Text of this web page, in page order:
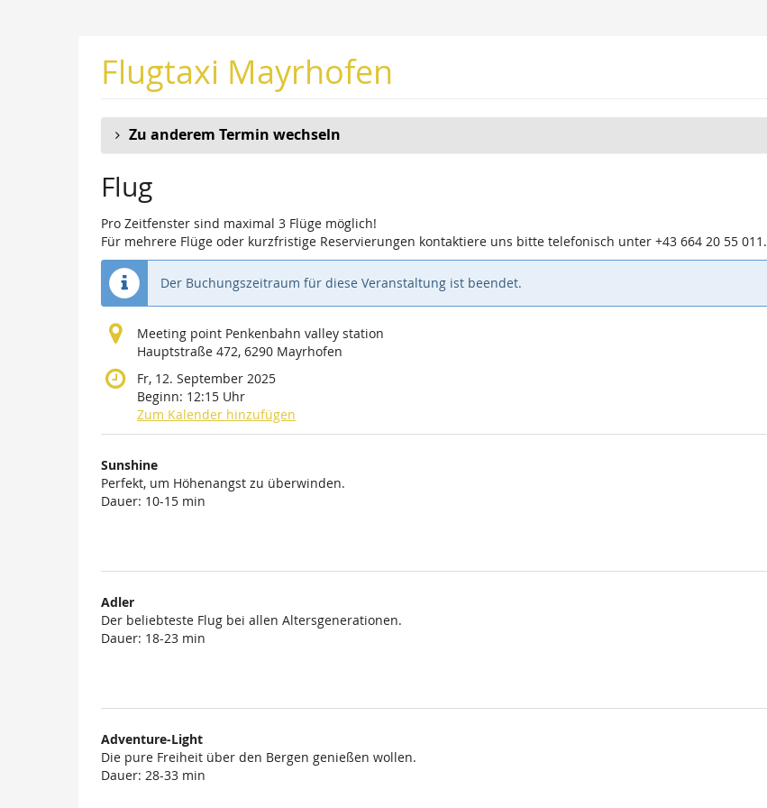
Flugtaxi Mayrhofen
Zu anderem Termin wechseln
Flug
Pro Zeitfenster sind maximal 3 Flüge möglich!
Für mehrere Flüge oder kurzfristige Reservierungen kontaktiere uns bitte telefonisch unter +43 664 20 55 011.
Der Buchungszeitraum für diese Veranstaltung ist beendet.
Meeting point Penkenbahn valley station
Hauptstraße 472, 6290 Mayrhofen
Fr, 12. September 2025
Beginn: 12:15 Uhr
Zum Kalender hinzufügen
Produkte
Unkategorisierte
Produkte
Sunshine
Perfekt, um Höhenangst zu überwinden.
Dauer: 10-15 min
Adler
Der beliebteste Flug bei allen Altersgenerationen.
Dauer: 18-23 min
Adventure-Light
Die pure Freiheit über den Bergen genießen wollen.
Dauer: 28-33 min